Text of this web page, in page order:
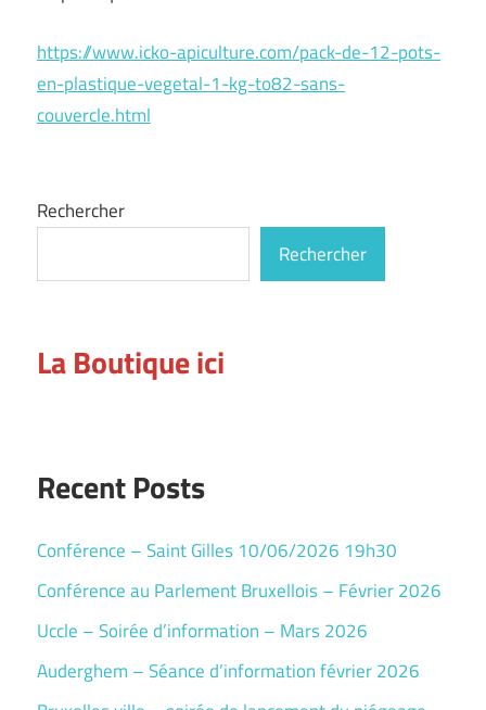
https://www.icko-apiculture.com/pack-de-12-pots-
en-plastique-vegetal-1-kg-to82-sans-
couvercle.html
Rechercher
Rechercher
La Boutique ici
Recent Posts
Conférence – Saint Gilles 10/06/2026 19h30
Conférence au Parlement Bruxellois – Février 2026
Uccle – Soirée d’information – Mars 2026
Auderghem – Séance d’information février 2026